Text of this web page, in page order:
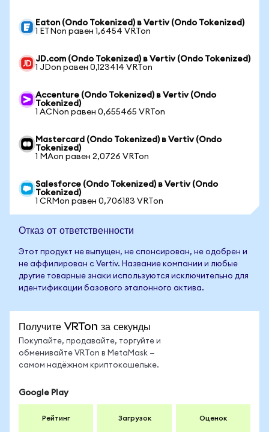
Eaton (Ondo Tokenized) в Vertiv (Ondo Tokenized)
1 ETNon равен 1,6454 VRTon
JD.com (Ondo Tokenized) в Vertiv (Ondo Tokenized)
1 JDon равен 0,123414 VRTon
Accenture (Ondo Tokenized) в Vertiv (Ondo
Tokenized)
1 ACNon равен 0,655465 VRTon
Mastercard (Ondo Tokenized) в Vertiv (Ondo
Tokenized)
1 MAon равен 2,0726 VRTon
Salesforce (Ondo Tokenized) в Vertiv (Ondo
Tokenized)
1 CRMon равен 0,706183 VRTon
Отказ от ответственности
Этот продукт не выпущен, не спонсирован, не одобрен и
не аффилирован с Vertiv. Название компании и любые
другие товарные знаки используются исключительно для
идентификации базового эталонного актива.
Получите VRTon за секунды
Покупайте, продавайте, торгуйте и
обменивайте VRTon в MetaMask —
самом надёжном криптокошельке.
Google Play
Рейтинг Загрузок Оценок